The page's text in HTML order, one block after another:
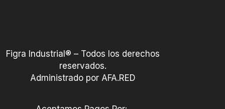
Figra Industrial® – Todos los derechos
reservados.
Administrado por AFA.RED